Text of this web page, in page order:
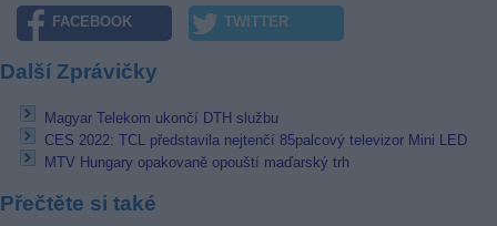
FACEBOOK TWITTER
Další Zprávičky
Magyar Telekom ukončí DTH službu
CES 2022: TCL představila nejtenčí 85palcový televizor Mini LED
MTV Hungary opakovaně opouští maďarský trh
Přečtěte si také